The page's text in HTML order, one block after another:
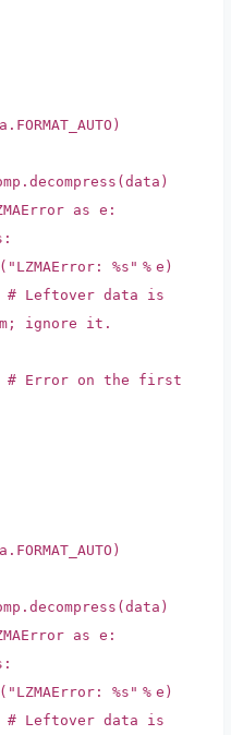
as e:
( "LZMAError: %s" % e)
# Leftover data is
ignore it.
# Error on the first
as e:
( "LZMAError: %s" % e)
# Leftover data is